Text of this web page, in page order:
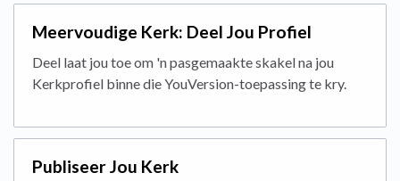
Meervoudige Kerk: Deel Jou Profiel
Deel laat jou toe om 'n pasgemaakte skakel na jou
Kerkprofiel binne die YouVersion-toepassing te kry.
Publiseer Jou Kerk